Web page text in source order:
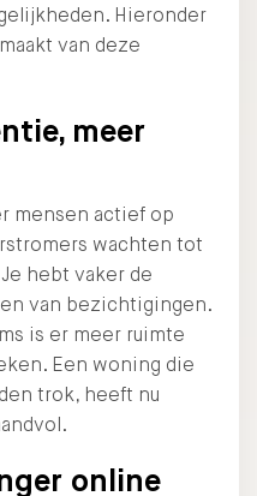
Hieronder
van deze
meer
mensen actief op
wachten tot
hebt vaker de
van bezichtigingen.
is er meer ruimte
Een woning die
trok, heeft nu
online